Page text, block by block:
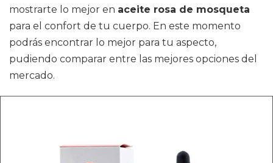
mostrarte lo mejor en aceite rosa de mosqueta
para el confort de tu cuerpo. En este momento
podrás encontrar lo mejor para tu aspecto,
pudiendo comparar entre las mejores opciones del
mercado.